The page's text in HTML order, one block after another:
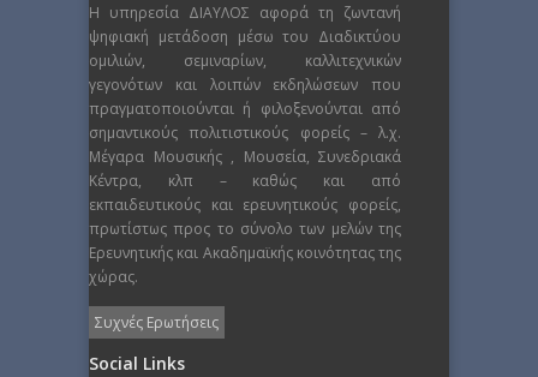
Η υπηρεσία ΔΙΑΥΛΟΣ αφορά τη ζωντανή
ψηφιακή μετάδοση μέσω του Διαδικτύου
ομιλιών, σεμιναρίων, καλλιτεχνικών
γεγονότων και λοιπών εκδηλώσεων που
πραγματοποιούνται ή φιλοξενούνται από
σημαντικούς πολιτιστικούς φορείς – λ.χ.
Μέγαρα Μουσικής , Μουσεία, Συνεδριακά
Κέντρα, κλπ – καθώς και από
εκπαιδευτικούς και ερευνητικούς φορείς,
πρωτίστως προς το σύνολο των μελών της
Ερευνητικής και Ακαδημαϊκής κοινότητας της
χώρας.
Συχνές Ερωτήσεις
Social Links